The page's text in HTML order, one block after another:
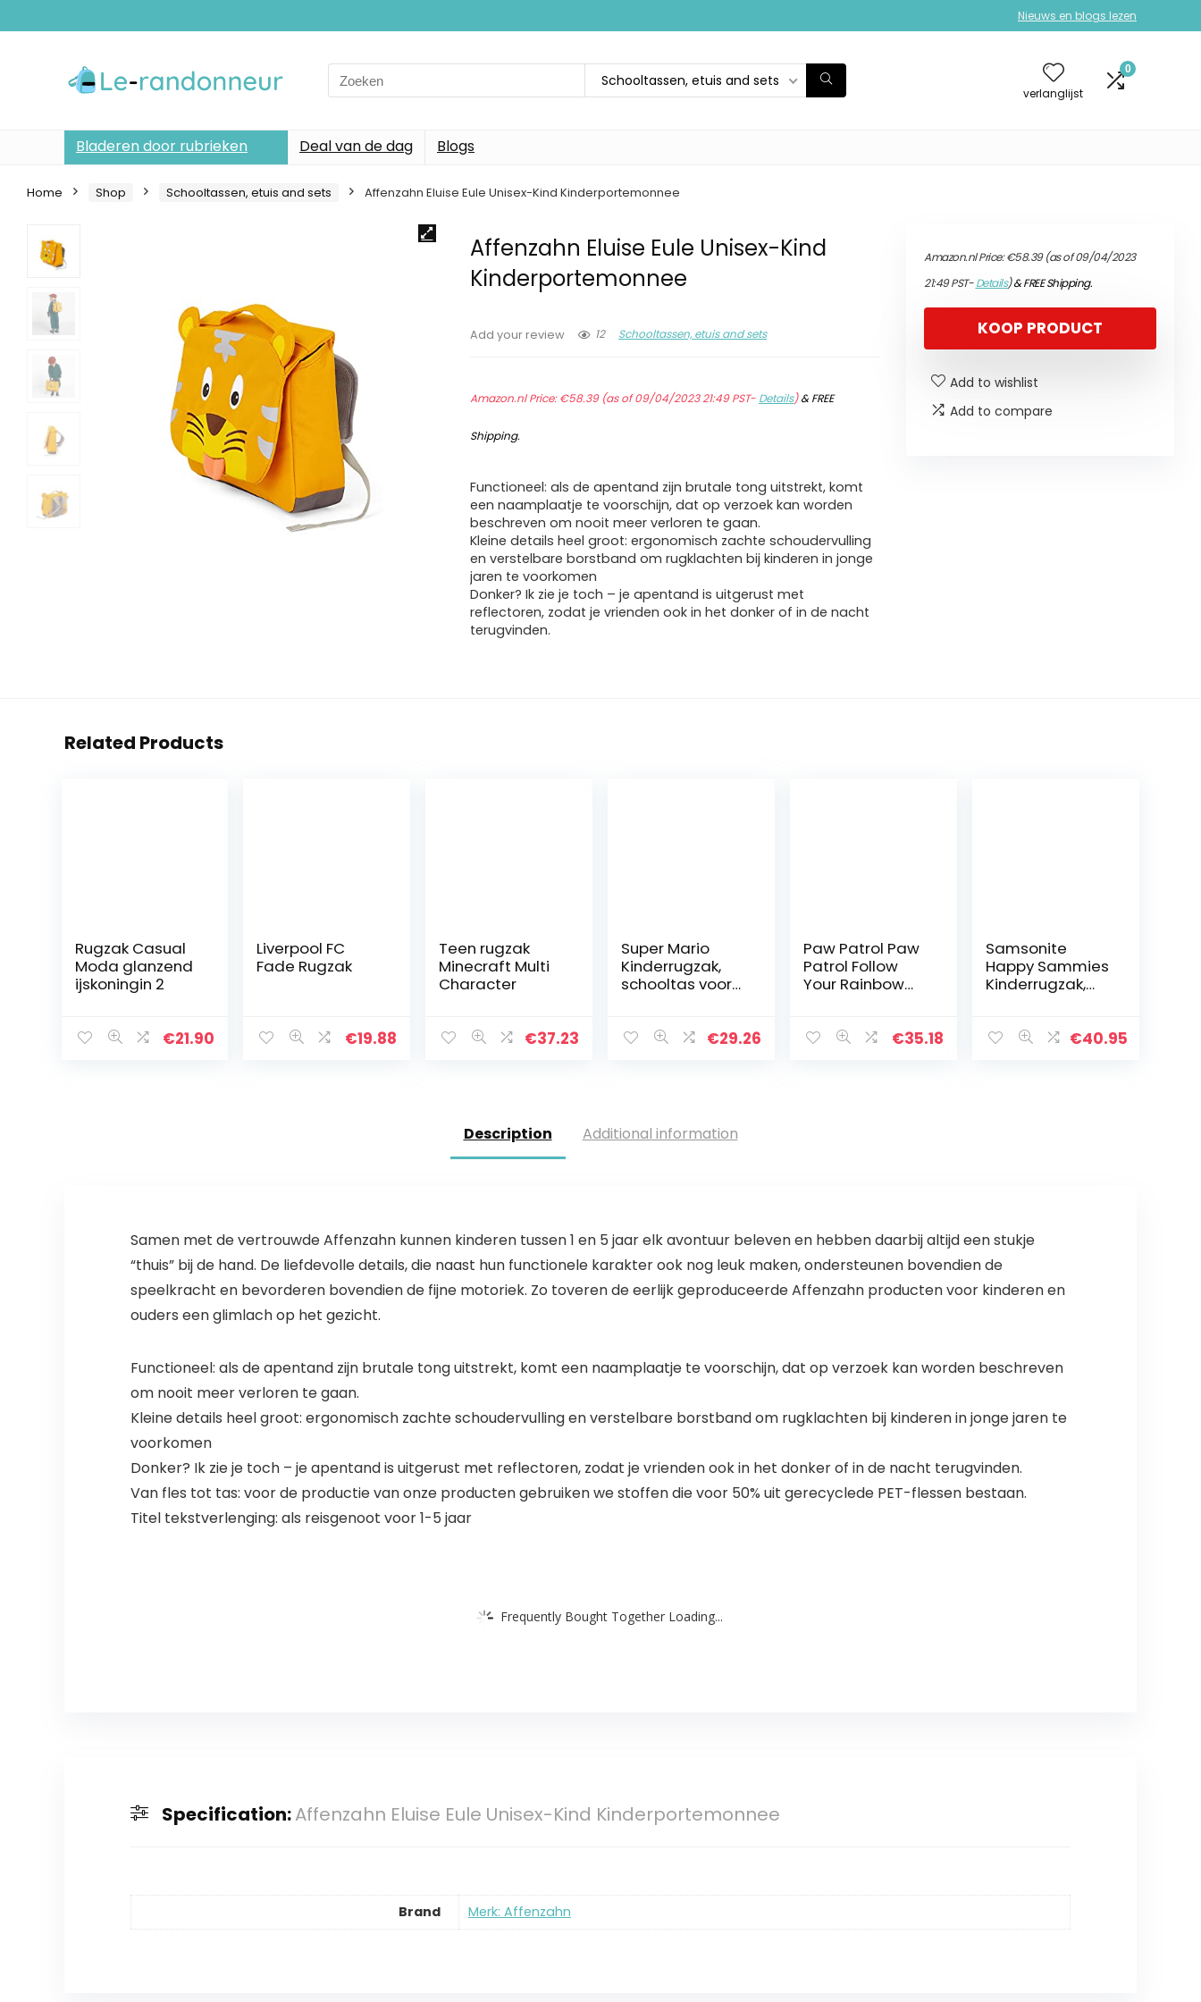
Nieuws en blogs lezen
Search
for:
Schooltassen, etuis and sets
verlanglijst
0
Bladeren door rubrieken Deal van de dag Blogs
Home Shop Schooltassen, etuis and sets Affenzahn Eluise Eule Unisex-Kind Kinderportemonnee
Affenzahn Eluise Eule Unisex-Kind
Kinderportemonnee
Add your review 12 Schooltassen, etuis and sets
Amazon.nl Price:€58.39(as of 09/04/2023 21:49 PST- Details)&FREE
Shipping.
Functioneel: als de apentand zijn brutale tong uitstrekt, komt
een naamplaatje te voorschijn, dat op verzoek kan worden
beschreven om nooit meer verloren te gaan.
Kleine details heel groot: ergonomisch zachte schoudervulling
en verstelbare borstband om rugklachten bij kinderen in jonge
jaren te voorkomen
Donker? Ik zie je toch – je apentand is uitgerust met
reflectoren, zodat je vrienden ook in het donker of in de nacht
terugvinden.
Amazon.nl Price:€58.39(as of 09/04/2023
21:49 PST-Details)&FREE Shipping.
KOOP PRODUCT
Add to wishlist
Add to compare
Related Products
Rugzak Casual
Moda glanzend
ijskoningin 2
€21.90
Liverpool FC
Fade Rugzak
€19.88
Teen rugzak
Minecraft Multi
Character
€37.23
Super Mario
Kinderrugzak,
schooltas voor
Mario Gifts €29.26
Paw Patrol Paw
Patrol Follow
Your Rainbow
cm, Violeta,
€35.18
Samsonite
Happy Sammies
Kinderrugzak,
Harris) (blauw) –
€40.95
Description Additional information
Samen met de vertrouwde Affenzahn kunnen kinderen tussen 1 en 5 jaar elk avontuur beleven en hebben daarbij altijd een stukje
“thuis” bij de hand. De liefdevolle details, die naast hun functionele karakter ook nog leuk maken, ondersteunen bovendien de
speelkracht en bevorderen bovendien de fijne motoriek. Zo toveren de eerlijk geproduceerde Affenzahn producten voor kinderen en
ouders een glimlach op het gezicht.
Functioneel: als de apentand zijn brutale tong uitstrekt, komt een naamplaatje te voorschijn, dat op verzoek kan worden beschreven
om nooit meer verloren te gaan.
Kleine details heel groot: ergonomisch zachte schoudervulling en verstelbare borstband om rugklachten bij kinderen in jonge jaren te
voorkomen
Donker? Ik zie je toch – je apentand is uitgerust met reflectoren, zodat je vrienden ook in het donker of in de nacht terugvinden.
Van fles tot tas: voor de productie van onze producten gebruiken we stoffen die voor 50% uit gerecyclede PET-flessen bestaan.
Titel tekstverlenging: als reisgenoot voor 1-5 jaar
Frequently Bought Together Loading...
Specification:Affenzahn Eluise Eule Unisex-Kind Kinderportemonnee
Brand Merk: Affenzahn